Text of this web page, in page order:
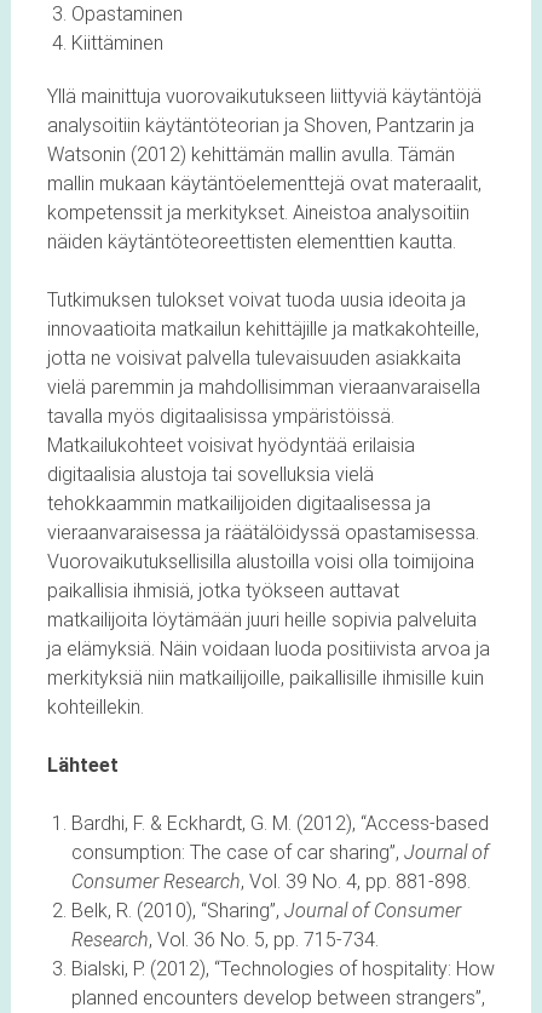
Opastaminen
Kiittäminen
Yllä mainittuja vuorovaikutukseen liittyviä käytäntöjä
analysoitiin käytäntöteorian ja Shoven, Pantzarin ja
Watsonin (2012) kehittämän mallin avulla. Tämän
mallin mukaan käytäntöelementtejä ovat materaalit,
kompetenssit ja merkitykset. Aineistoa analysoitiin
näiden käytäntöteoreettisten elementtien kautta.
Tutkimuksen tulokset voivat tuoda uusia ideoita ja
innovaatioita matkailun kehittäjille ja matkakohteille,
jotta ne voisivat palvella tulevaisuuden asiakkaita
vielä paremmin ja mahdollisimman vieraanvaraisella
tavalla myös digitaalisissa ympäristöissä.
Matkailukohteet voisivat hyödyntää erilaisia
digitaalisia alustoja tai sovelluksia vielä
tehokkaammin matkailijoiden digitaalisessa ja
vieraanvaraisessa ja räätälöidyssä opastamisessa.
Vuorovaikutuksellisilla alustoilla voisi olla toimijoina
paikallisia ihmisiä, jotka työkseen auttavat
matkailijoita löytämään juuri heille sopivia palveluita
ja elämyksiä. Näin voidaan luoda positiivista arvoa ja
merkityksiä niin matkailijoille, paikallisille ihmisille kuin
kohteillekin.
Lähteet
Bardhi, F. & Eckhardt, G. M. (2012), “Access-based
consumption: The case of car sharing”, Journal of
Consumer Research, Vol. 39 No. 4, pp. 881-898.
Belk, R. (2010), “Sharing”, Journal of Consumer
Research, Vol. 36 No. 5, pp. 715-734.
Bialski, P. (2012), “Technologies of hospitality: How
planned encounters develop between strangers”,